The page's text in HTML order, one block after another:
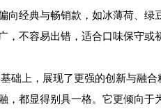
向经典与畅销款，如冰薄荷、
，不容易出错，适合口味保守或
础上，展现了更强的创新与融
，都显得别具一格。它更倾向于